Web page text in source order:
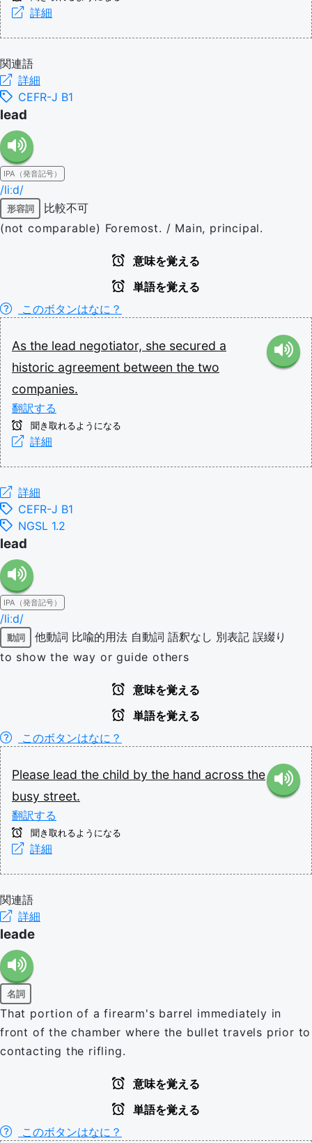
詳細
関連語
詳細
CEFR-J B1
lead
IPA（発音記号）
/liːd/
形容詞
比較不可
(not comparable) Foremost. / Main, principal.
意味を覚える
単語を覚える
このボタンはなに？
As the lead negotiator, she secured a
historic agreement between the two
companies.
翻訳する
聞き取れるようになる
詳細
詳細
CEFR-J B1
NGSL 1.2
lead
IPA（発音記号）
/liːd/
動詞 他動詞 比喩的用法 自動詞 語釈なし 別表記 誤綴り
to show the way or guide others
意味を覚える
単語を覚える
このボタンはなに？
Please lead the child by the hand across the
busy street.
翻訳する
聞き取れるようになる
詳細
関連語
詳細
leade
名詞
That portion of a firearm's barrel immediately in
front of the chamber where the bullet travels prior to
contacting the rifling.
意味を覚える
単語を覚える
このボタンはなに？